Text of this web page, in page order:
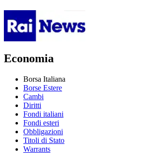
Economia
Borsa Italiana
Borse Estere
Cambi
Diritti
Fondi italiani
Fondi esteri
Obbligazioni
Titoli di Stato
Warrants